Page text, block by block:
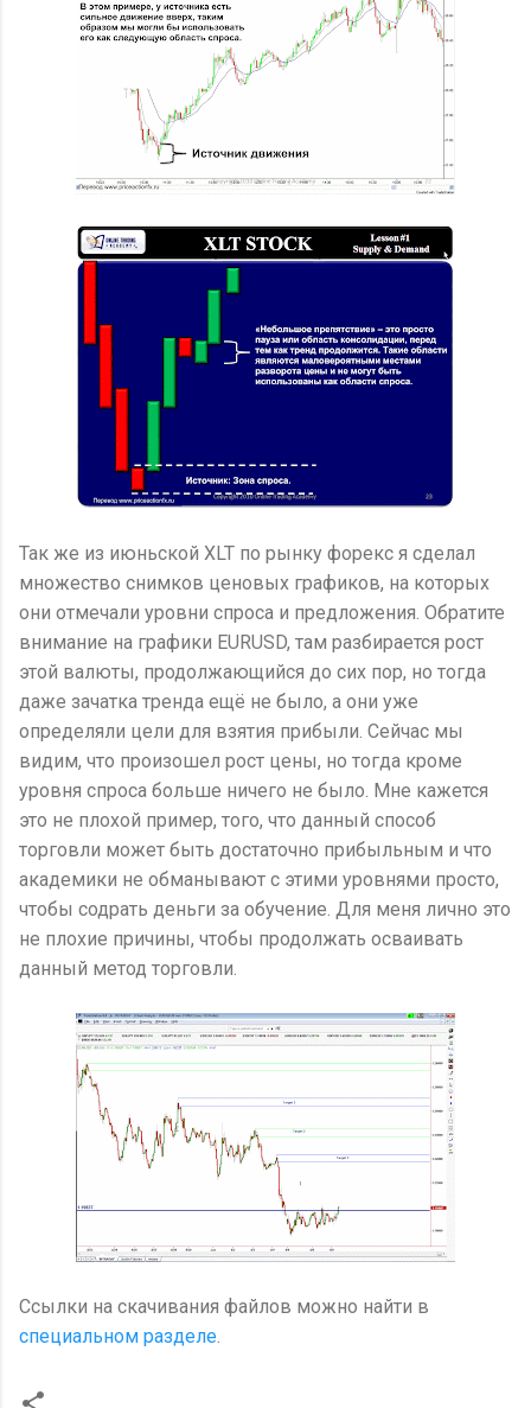
Так же из июньской XLT по рынку форекс я сделал
множество снимков ценовых графиков, на которых
они отмечали уровни спроса и предложения. Обратите
внимание на графики EURUSD, там разбирается рост
этой валюты, продолжающийся до сих пор, но тогда
даже зачатка тренда ещё не было, а они уже
определяли цели для взятия прибыли. Сейчас мы
видим, что произошел рост цены, но тогда кроме
уровня спроса больше ничего не было. Мне кажется
это не плохой пример, того, что данный способ
торговли может быть достаточно прибыльным и что
академики не обманывают с этими уровнями просто,
чтобы содрать деньги за обучение. Для меня лично это
не плохие причины, чтобы продолжать осваивать
данный метод торговли.
Ссылки на скачивания файлов можно найти в
специальном разделе.